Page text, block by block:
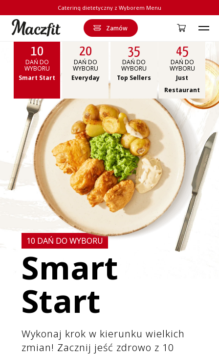
Catering dietetyczny z Wyborem Menu
Zamów
10
DAŃ DO
WYBORU
Smart Start
20
DAŃ DO
WYBORU
Everyday
35
DAŃ DO
WYBORU
Top Sellers
45
DAŃ DO
WYBORU
Just
Restaurant
10 DAŃ DO WYBORU
Smart
Start
Wykonaj krok w kierunku wielkich
zmian! Zacznij jeść zdrowo z 10